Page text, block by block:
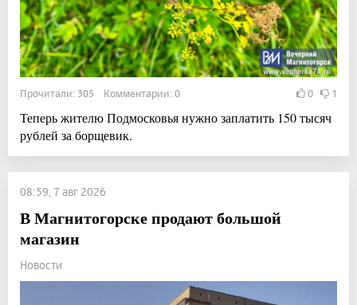
Прочитали: 305 Комментарии: 0 0 1
Теперь жителю Подмосковья нужно заплатить 150 тысяч
рублей за борщевик.
08:59, 7 авг 2026
В Магнитогорске продают большой
магазин
Новости